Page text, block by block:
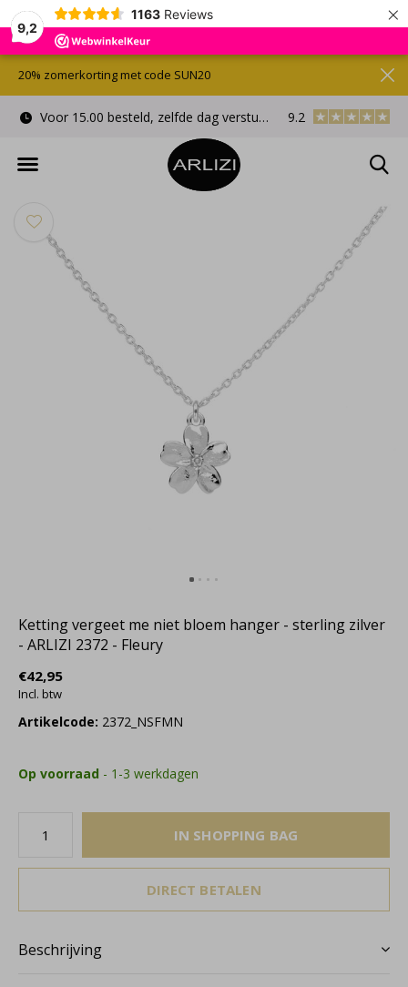
9,2
1163 Reviews ×
Voor 15.00 besteld, zelfde dag verstuurd Gratis
9.2
20% zomerkorting met code SUN20
Ketting vergeet me niet bloem hanger - sterling zilver
- ARLIZI 2372 - Fleury
€42,95
Incl. btw
Artikelcode: 2372_NSFMN
Op voorraad - 1-3 werkdagen
IN SHOPPING BAG
DIRECT BETALEN
Beschrijving